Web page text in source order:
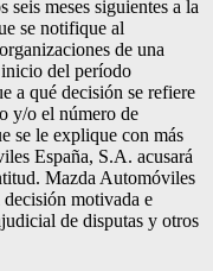
seis meses siguientes a la
se notifique al
de una
del período
a qué decisión se refiere
y/o el número de
se le explique con más
España, S.A. acusará
Mazda Automóviles
motivada e
de disputas y otros